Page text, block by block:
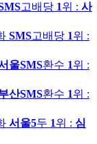
고배당 1위 : 사
SMS고배당 1위 :
울SMS환수 1위 :
산SMS환수 1위 :
서울5두 1위 : 심